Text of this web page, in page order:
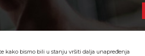
kako bismo bili u stanju vršiti dalja unapređenja